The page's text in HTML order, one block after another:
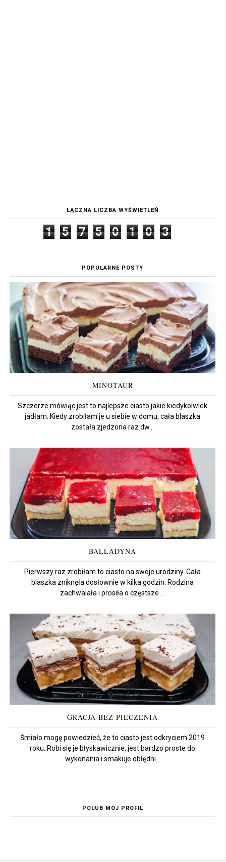
ŁĄCZNA LICZBA WYŚWIETLEŃ
1 5 7 5 0 1 0 3
POPULARNE POSTY
MINOTAUR
Szczerze mówiąc jest to najlepsze ciasto jakie kiedykolwiek
jadłam. Kiedy zrobiłam je u siebie w domu, cała blaszka
została zjedzona raz dw...
BALLADYNA
Pierwszy raz zrobiłam to ciasto na swoje urodziny. Cała
blaszka zniknęła dosłownie w kilka godzin. Rodzina
zachwalała i prosiła o częstsze ...
GRACJA BEZ PIECZENIA
Śmiało mogę powiedzieć, że to ciasto jest odkryciem 2019
roku. Robi się je błyskawicznie, jest bardzo proste do
wykonania i smakuje obłędni...
POLUB MÓJ PROFIL